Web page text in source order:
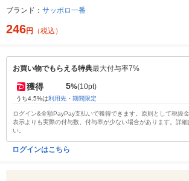
ブランド： サッポロ一番
246円 （税込）
お買い物でもらえる特典最大付与率7%
獲得 5%(10pt)
うち4.5%は利用先・期間限定
ログイン&全額PayPay支払いで獲得できます。原則として税抜
表示よりも実際の付与数、付与率が少ない場合があります。詳
い。
ログインはこちら